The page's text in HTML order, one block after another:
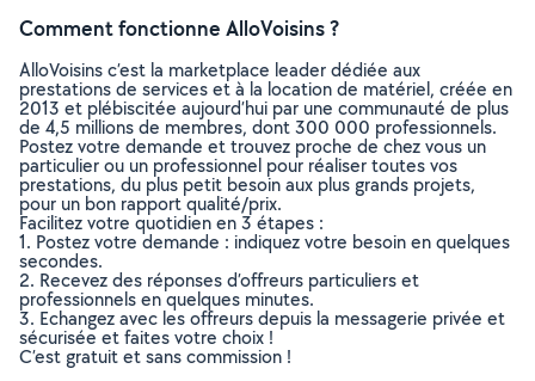
Comment fonctionne AlloVoisins ?
AlloVoisins c’est la marketplace leader dédiée aux
prestations de services et à la location de matériel, créée en
2013 et plébiscitée aujourd’hui par une communauté de plus
de 4,5 millions de membres, dont 300 000 professionnels.
Postez votre demande et trouvez proche de chez vous un
particulier ou un professionnel pour réaliser toutes vos
prestations, du plus petit besoin aux plus grands projets,
pour un bon rapport qualité/prix.
Facilitez votre quotidien en 3 étapes :
1. Postez votre demande : indiquez votre besoin en quelques
secondes.
2. Recevez des réponses d’offreurs particuliers et
professionnels en quelques minutes.
3. Echangez avec les offreurs depuis la messagerie privée et
sécurisée et faites votre choix !
C’est gratuit et sans commission !